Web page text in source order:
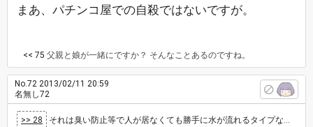
まあ、パチンコ屋での自殺ではないですが。
<< 75 父親と娘が一緒にですか？ そんなことあるのですね。
No.72 2013/02/11 20:59
名無し72
>> 28 それは臭い防止等で人が居なくても勝手に水が流れるタイプなのでは？